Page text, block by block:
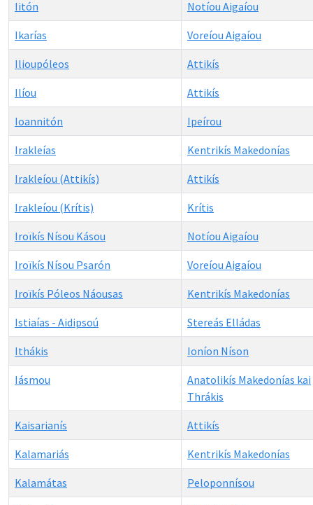
Iitón Notíou Aigaíou
Ikarías Voreíou Aigaíou
Ilioupóleos Attikís
Ilíou Attikís
Ioannitón Ipeírou
Irakleías Kentrikís Makedonías
Irakleíou (Attikís) Attikís
Irakleíou (Krítis) Krítis
Iroïkís Nísou Kásou Notíou Aigaíou
Iroïkís Nísou Psarón Voreíou Aigaíou
Iroïkís Póleos Náousas Kentrikís Makedonías
Istiaías - Aidipsoú Stereás Elládas
Ithákis Ioníon Níson
Iásmou
Anatolikís Makedonías kai
Thrákis
Kaisarianís Attikís
Kalamariás Kentrikís Makedonías
Kalamátas Peloponnísou